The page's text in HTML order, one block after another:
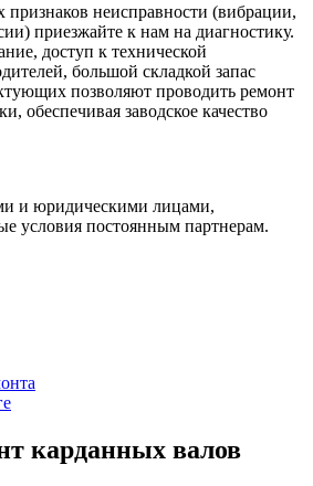
неисправности (вибрации,
приезжайте к нам на диагностику.
доступ к технической
большой складкой запас
позволяют проводить ремонт
обеспечивая заводское качество
и юридическими лицами,
условия постоянным партнерам.
карданных валов